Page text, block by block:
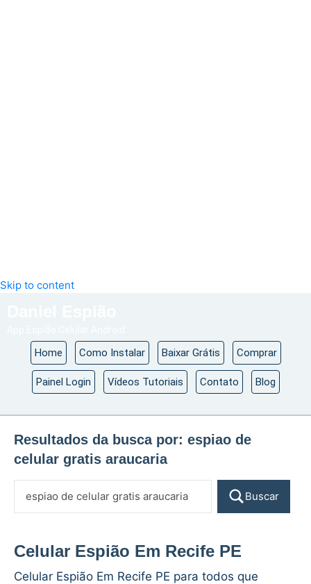
Skip to content
Home Como Instalar Baixar Grátis Comprar
Painel Login Vídeos Tutoriais Contato Blog
Resultados da busca por: espiao de
celular gratis araucaria
Buscar
Celular Espião Em Recife PE
Celular Espião Em Recife PE para todos que